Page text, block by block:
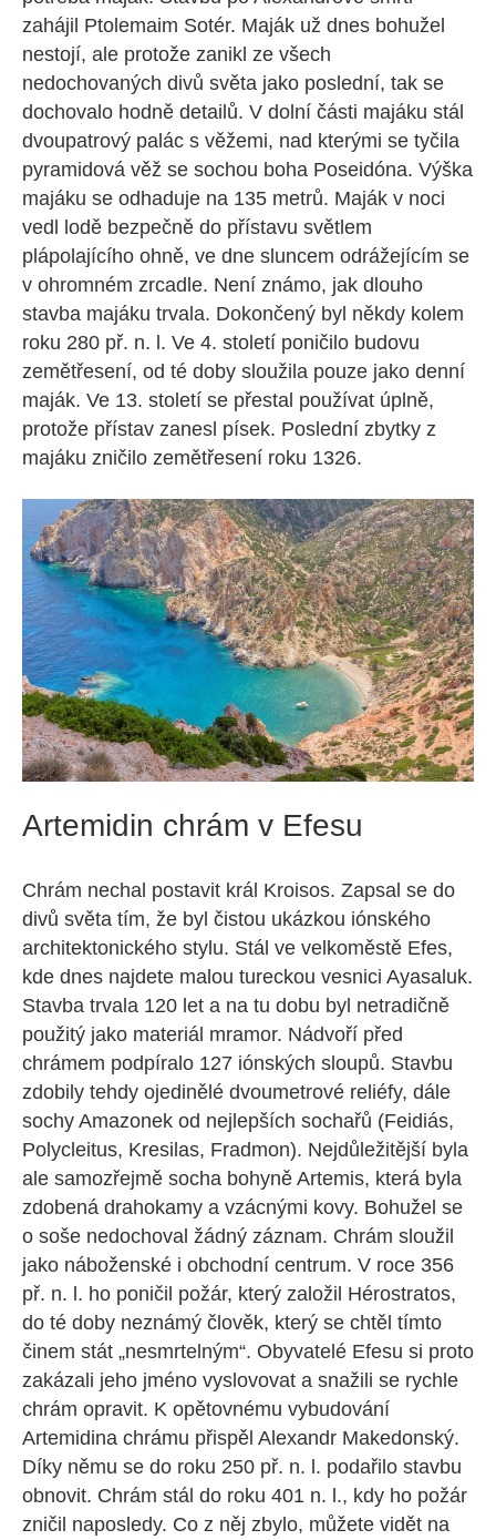
zahájil Ptolemaim Sotér. Maják už dnes bohužel
nestojí, ale protože zanikl ze všech
nedochovaných divů světa jako poslední, tak se
dochovalo hodně detailů. V dolní části majáku stál
dvoupatrový palác s věžemi, nad kterými se tyčila
pyramidová věž se sochou boha Poseidóna. Výška
majáku se odhaduje na 135 metrů. Maják v noci
vedl lodě bezpečně do přístavu světlem
plápolajícího ohně, ve dne sluncem odrážejícím se
v ohromném zrcadle. Není známo, jak dlouho
stavba majáku trvala. Dokončený byl někdy kolem
roku 280 př. n. l. Ve 4. století poničilo budovu
zemětřesení, od té doby sloužila pouze jako denní
maják. Ve 13. století se přestal používat úplně,
protože přístav zanesl písek. Poslední zbytky z
majáku zničilo zemětřesení roku 1326.
Artemidin chrám v Efesu
Chrám nechal postavit král Kroisos. Zapsal se do
divů světa tím, že byl čistou ukázkou iónského
architektonického stylu. Stál ve velkoměstě Efes,
kde dnes najdete malou tureckou vesnici Ayasaluk.
Stavba trvala 120 let a na tu dobu byl netradičně
použitý jako materiál mramor. Nádvoří před
chrámem podpíralo 127 iónských sloupů. Stavbu
zdobily tehdy ojedinělé dvoumetrové reliéfy, dále
sochy Amazonek od nejlepších sochařů (Feidiás,
Polycleitus, Kresilas, Fradmon). Nejdůležitější byla
ale samozřejmě socha bohyně Artemis, která byla
zdobená drahokamy a vzácnými kovy. Bohužel se
o soše nedochoval žádný záznam. Chrám sloužil
jako náboženské i obchodní centrum. V roce 356
př. n. l. ho poničil požár, který založil Hérostratos,
do té doby neznámý člověk, který se chtěl tímto
činem stát „nesmrtelným“. Obyvatelé Efesu si proto
zakázali jeho jméno vyslovovat a snažili se rychle
chrám opravit. K opětovnému vybudování
Artemidina chrámu přispěl Alexandr Makedonský.
Díky němu se do roku 250 př. n. l. podařilo stavbu
obnovit. Chrám stál do roku 401 n. l., kdy ho požár
zničil naposledy. Co z něj zbylo, můžete vidět na